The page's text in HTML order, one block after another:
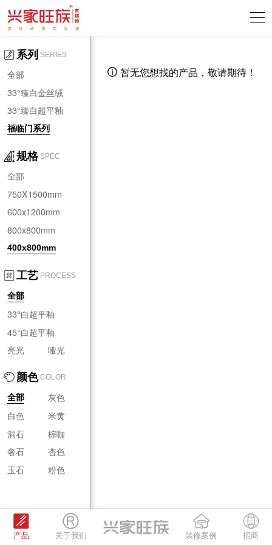
系列 SERIES
全部
33°臻白金丝绒
33°臻白超平釉
福临门系列
规格 SPEC
全部
750X1500mm
600x1200mm
800x800mm
400x800mm
工艺 PROCESS
全部
33°白超平釉
45°白超平釉
亮光
哑光
颜色 COLOR
全部
灰色
白色
米黄
洞石
棕咖
奢石
杏色
玉石
粉色
 暂无您想找的产品，敬请期待！
产品 关于我们 装修案例 招商